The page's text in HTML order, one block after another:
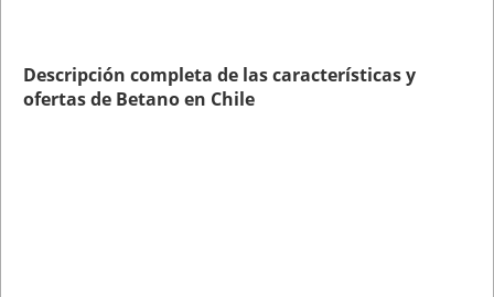
Descripción completa de las características y
ofertas de Betano en Chile